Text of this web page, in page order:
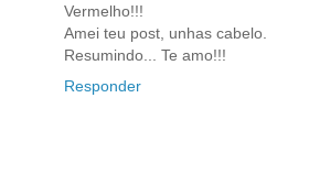
Vermelho!!!
Amei teu post, unhas cabelo.
Resumindo... Te amo!!!
Responder